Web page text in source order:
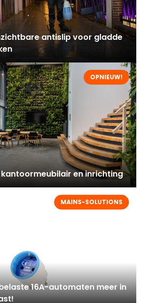
antislip voor gladde
OPNIEUW!
en inrichting
MAINS-SOLUTIONS
16A-automaten meer in